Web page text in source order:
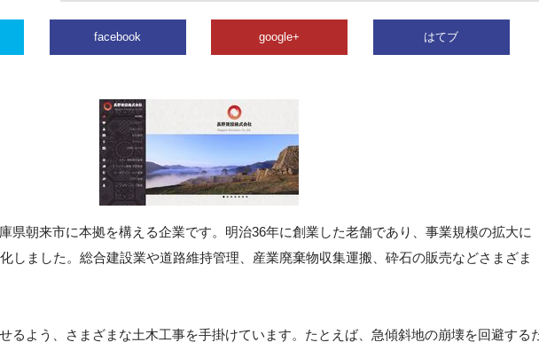
facebook google+ はてブ
県朝来市に本拠を構える企業です。明治36年に創業した老舗であり、事業規模の拡大に
しました。総合建設業や道路維持管理、産業廃棄物収集運搬、砕石の販売などさまざま
るよう、さまざまな土木工事を手掛けています。たとえば、急傾斜地の崩壊を回避する